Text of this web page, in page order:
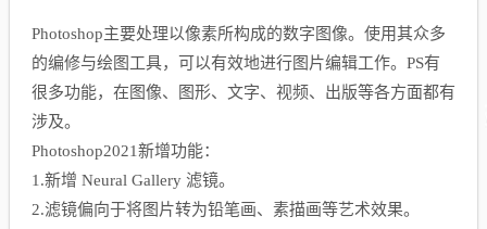
Photoshop主要处理以像素所构成的数字图像。使用其众多
的编修与绘图工具，可以有效地进行图片编辑工作。PS有
很多功能，在图像、图形、文字、视频、出版等各方面都有
涉及。
Photoshop2021新增功能：
1.新增 Neural Gallery 滤镜。
2.滤镜偏向于将图片转为铅笔画、素描画等艺术效果。